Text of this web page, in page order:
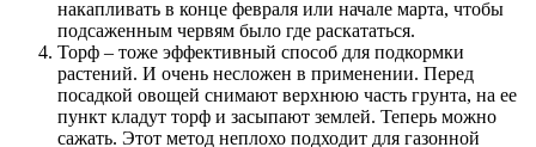
накапливать в конце февраля или начале марта, чтобы
подсаженным червям было где раскататься.
Торф – тоже эффективный способ для подкормки
растений. И очень несложен в применении. Перед
посадкой овощей снимают верхнюю часть грунта, на ее
пункт кладут торф и засыпают землей. Теперь можно
сажать. Этот метод неплохо подходит для газонной